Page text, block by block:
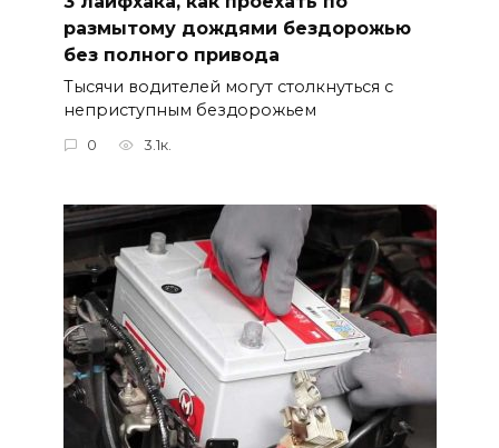
размытому дождями бездорожью
без полного привода
Тысячи водителей могут столкнуться с
неприступным бездорожьем
0 3.1к.